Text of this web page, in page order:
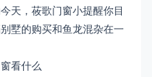
天，莜歌门窗小提醒你目
墅的购买和鱼龙混杂在一
看什么